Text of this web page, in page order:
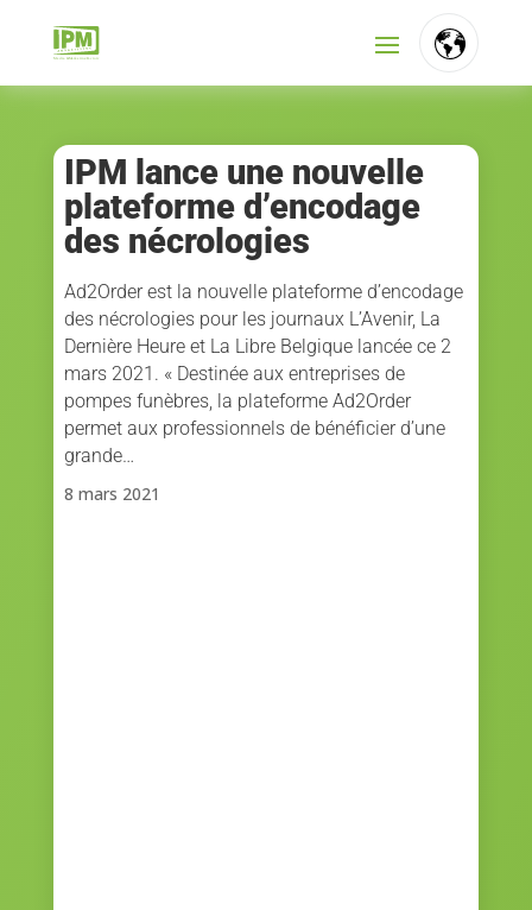
IPM lance une nouvelle
plateforme d’encodage
des nécrologies
Ad2Order est la nouvelle plateforme d’encodage
des nécrologies pour les journaux L’Avenir, La
Dernière Heure et La Libre Belgique lancée ce 2
mars 2021. « Destinée aux entreprises de
pompes funèbres, la plateforme Ad2Order
permet aux professionnels de bénéficier d’une
grande…
8 mars 2021